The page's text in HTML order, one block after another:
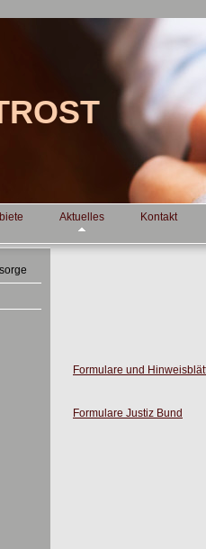
Aktuelles Kontakt
Formulare und
Formulare Justiz Bund